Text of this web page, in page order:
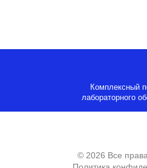
Комплексный
лабораторного
© 2026 Все